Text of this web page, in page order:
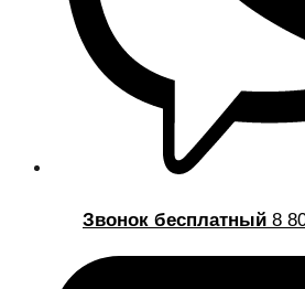
Звонок бесплатный 8